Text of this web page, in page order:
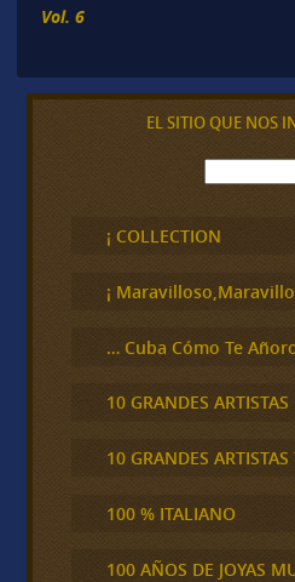
Vol. 6
EL SITIO QUE NOS
B
u
c
a
¡ COLLECTION
¡
… Cuba Cómo Te
10 GRANDES
10 GRANDES
100 % ITALIANO
100 AÑOS DE JOYAS